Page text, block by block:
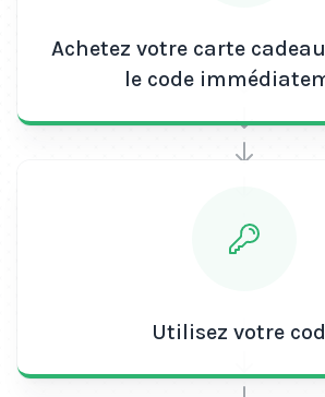
Achetez votre carte
le code
Utilisez votre